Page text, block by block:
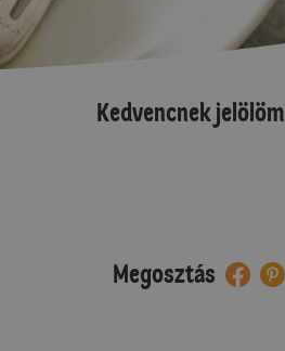
Kedvencnek jelölöm
Megosztás